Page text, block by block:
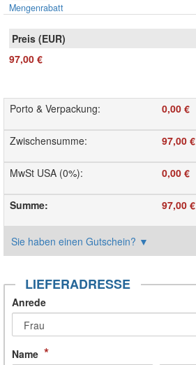
Mengen­rabatt
97,00 €
Porto & Verpackung: 0,00 €
Zwischensumme: 97,00 €
MwSt USA (0%): 0,00 €
Summe: 97,00 €
Sie haben einen Gutschein? ▼
LIEFERADRESSE
Anrede
Name *